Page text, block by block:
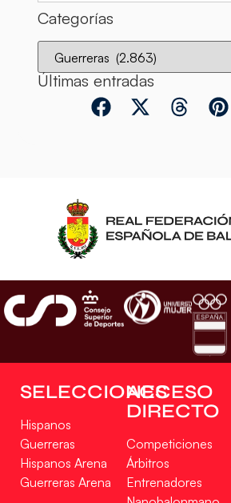
Categorías
Últimas entradas
SELECCIONES
Hispanos
Guerreras
Hispanos Arena
Guerreras Arena
ACCESO
DIRECTO
Competiciones
Árbitros
Entrenadores